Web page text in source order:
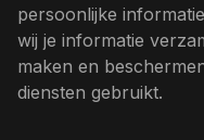
persoonlijke
wij je informatie
maken en
diensten gebruikt.